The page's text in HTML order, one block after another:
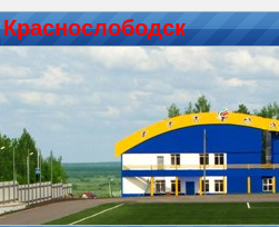
Красноcлободск